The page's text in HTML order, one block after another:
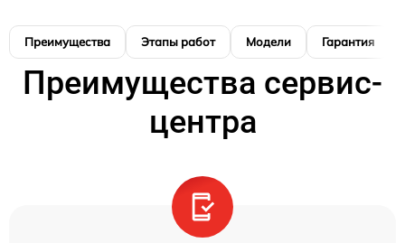
Преимущества Этапы работ Модели Гарантия
Преимущества сервис-
центра